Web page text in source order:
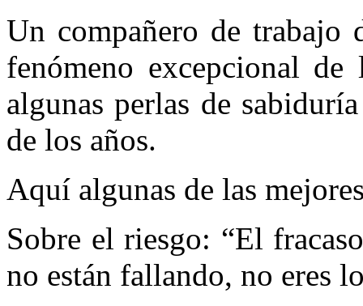
Un compañero de trabajo
fenómeno excepcional
algunas perlas de
de los años.
Aquí algunas de las
Sobre el riesgo: “El
no están fallando, no eres